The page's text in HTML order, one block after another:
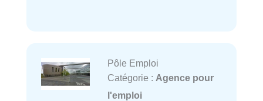
Pôle Emploi
Catégorie : Agence pour
l'emploi